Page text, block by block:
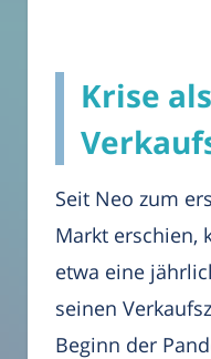
Krise als
Seit Neo zum
Markt erschien,
etwa eine
seinen
Beginn der